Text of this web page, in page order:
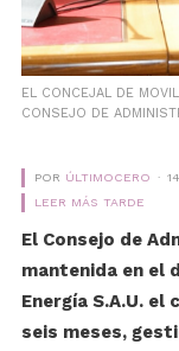
EL CONCEJAL DE
CONSEJO DE
POR ÚLTIMOCERO
LEER MÁS TARDE
El Consejo de
mantenida en el
Energía S.A.U.
seis meses,